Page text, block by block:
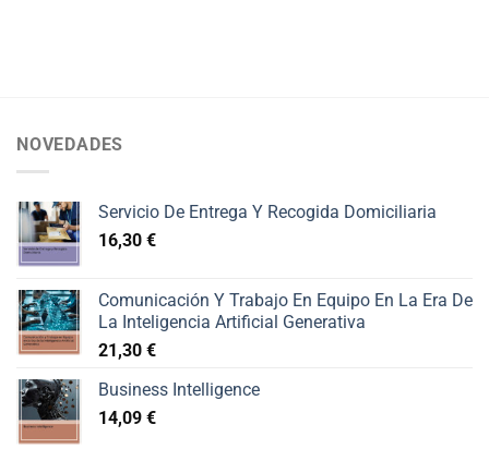
NOVEDADES
Servicio De Entrega Y Recogida Domiciliaria
16,30 €
Comunicación Y Trabajo En Equipo En La Era De
La Inteligencia Artificial Generativa
21,30 €
Business Intelligence
14,09 €